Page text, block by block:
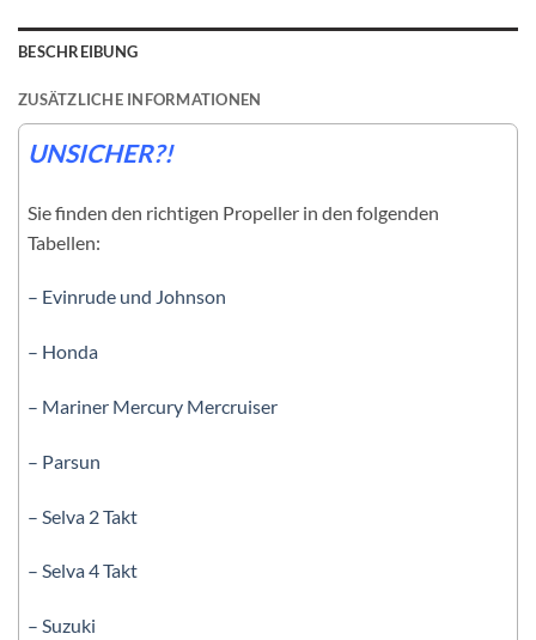
BESCHREIBUNG
ZUSÄTZLICHE INFORMATIONEN
UNSICHER?!
Sie finden den richtigen Propeller in den folgenden
Tabellen:
– Evinrude und Johnson
– Honda
– Mariner Mercury Mercruiser
– Parsun
– Selva 2 Takt
– Selva 4 Takt
– Suzuki